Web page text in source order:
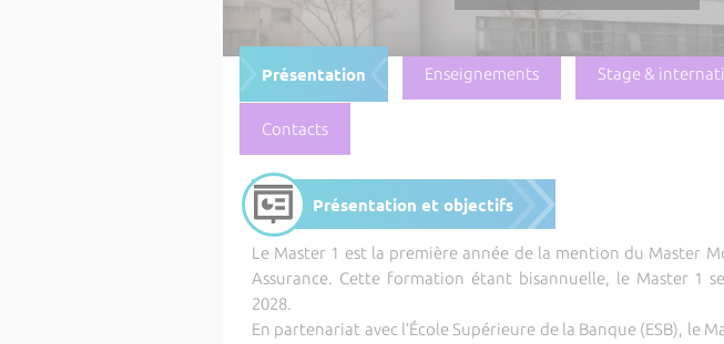
Présentation Enseignements Stage &
Contacts
Présentation et objectifs
Le Master 1 est la première année de la mention du Master
Assurance. Cette formation étant bisannuelle, le Master 1
2028.
En partenariat avec l’École Supérieure de la Banque (ESB), le